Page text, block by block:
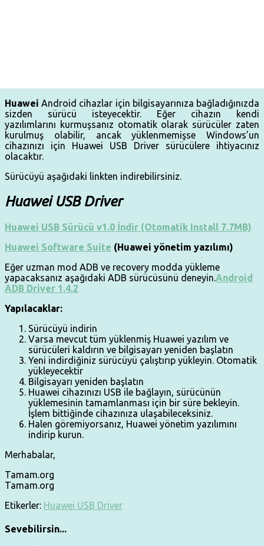
Huawei Android cihazlar için bilgisayarınıza bağladığınızda
sizden sürücü isteyecektir. Eğer cihazın kendi
yazılımlarını kurmuşsanız otomatik olarak sürücüler zaten
kurulmuş olabilir, ancak yüklenmemişse Windows’un
cihazınızı için Huawei USB Driver sürücülere ihtiyacınız
olacaktır.
Sürücüyü aşağıdaki linkten indirebilirsiniz.
Huawei USB Driver
Huawei USB Sürücü v1.0 İndir (Otomatik Install 7.7MB)
Huawei Software Suite (Huawei yönetim yazılımı)
Eğer uzman mod ADB ve recovery modda yükleme
yapacaksanız aşağıdaki ADB sürücüsünü deneyin.Android
ADB Driver 1.4.2
Yapılacaklar:
Sürücüyü indirin
Varsa mevcut tüm yüklenmiş Huawei yazılım ve
sürücüleri kaldırın ve bilgisayarı yeniden başlatın
Yeni indirdiğiniz sürücüyü çalıştırıp yükleyin. Otomatik
yükleyecektir
Bilgisayarı yeniden başlatın
Huawei cihazınızı USB ile bağlayın, sürücünün
yüklemesinin tamamlanması için bir süre bekleyin.
İşlem bittiğinde cihazınıza ulaşabileceksiniz.
Halen göremiyorsanız, Huawei yönetim yazılımını
indirip kurun.
Merhabalar,
Tamam.org
Tamam.org
Etikerler: Huawei USB Driver
Sevebilirsin...